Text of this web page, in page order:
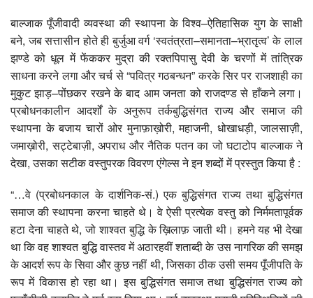
बाल्जाक पूँजीवादी व्यवस्था की स्थापना के विश्व–ऐतिहासिक युग के साक्षी
बने, जब सत्तासीन होते ही बुर्जुआ वर्ग ‘स्वतंत्रता–समानता–भ्रातृत्व’ के लाल
झण्डे को धूल में फेंककर मुद्रा की रक्तपिपासु देवी के चरणों में तांत्रिक
साधना करने लगा और चर्च से “पवित्र गठबन्धन” करके सिर पर राजशाही का
मुकुट झाड़–पोंछकर रखने के बाद आम जनता को राजदण्ड से हाँकने लगा।
प्रबोधनकालीन आदर्शों के अनुरूप तर्कबुद्धिसंगत राज्य और समाज की
स्थापना के बजाय चारों ओर मुनाफ़ाख़ोरी, महाजनी, धोखाधड़ी, जालसाज़ी,
जमाख़ोरी, सट्टेबाज़ी, अपराध और नैतिक पतन का जो घटाटोप बाल्जाक ने
देखा, उसका सटीक वस्तुपरक विवरण एंगेल्स ने इन शब्दों में प्रस्तुत किया है :
“…वे (प्रबोधनकाल के दार्शनिक-सं.) एक बुद्धिसंगत राज्य तथा बुद्धिसंगत
समाज की स्थापना करना चाहते थे। वे ऐसी प्रत्येक वस्तु को निर्ममतापूर्वक
हटा देना चाहते थे, जो शाश्वत बुद्धि के ख़िलाफ़ जाती थी। हमने यह भी देखा
था कि वह शाश्वत बुद्धि वास्तव में अठारहवीं शताब्दी के उस नागरिक की समझ
के आदर्श रूप के सिवा और कुछ नहीं थी, जिसका ठीक उसी समय पूँजीपति के
रूप में विकास हो रहा था। इस बुद्धिसंगत समाज तथा बुद्धिसंगत राज्य को